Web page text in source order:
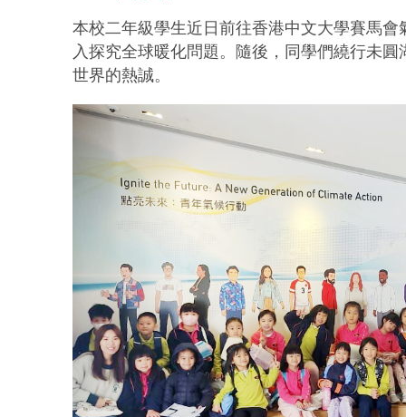
本校二年級學生近日前往香港中文大學賽馬
入探究全球暖化問題。隨後，同學們繞行未
世界的熱誠。